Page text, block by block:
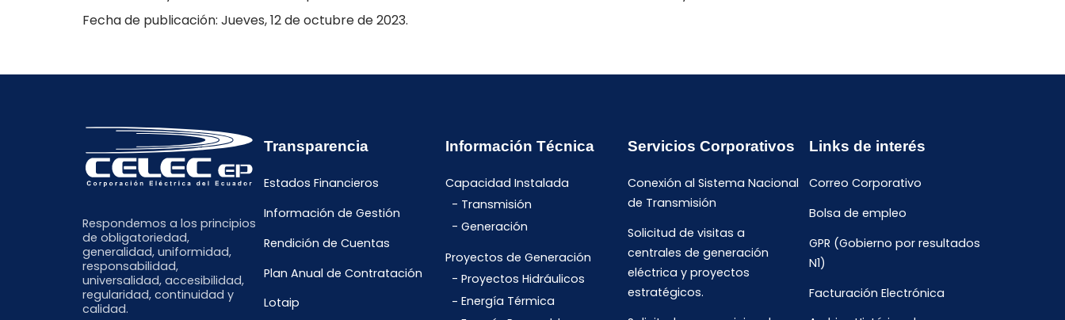
Fecha de publicación: Jueves, 12 de octubre de 2023.
Respondemos a los principios
de obligatoriedad,
generalidad, uniformidad,
responsabilidad,
universalidad, accesibilidad,
regularidad, continuidad y
calidad.
Transparencia
Estados Financieros
Información de Gestión
Rendición de Cuentas
Plan Anual de Contratación
Lotaip
Información Técnica
Capacidad Instalada
Transmisión
Generación
Proyectos de Generación
Proyectos Hidráulicos
Energía Térmica
Servicios Corporativos
Conexión al Sistema Nacional
de Transmisión
Solicitud de visitas a
centrales de generación
eléctrica y proyectos
estratégicos.
Links de interés
Correo Corporativo
Bolsa de empleo
GPR (Gobierno por resultados
N1)
Facturación Electrónica